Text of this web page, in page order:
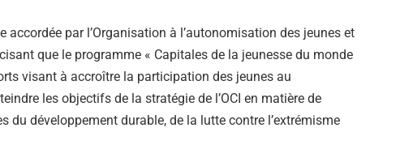
accordée par l’Organisation à l’autonomisation des jeunes et
que le programme « Capitales de la jeunesse du monde
visant à accroître la participation des jeunes au
les objectifs de la stratégie de l’OCI en matière de
du développement durable, de la lutte contre l’extrémisme